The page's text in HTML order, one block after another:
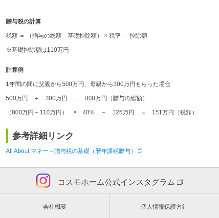
贈与税の計算
税額 ＝ （贈与の総額－基礎控除額） × 税率 － 控除額
※基礎控除額は110万円
計算例
1年間の間に父親から500万円、母親から300万円もらった場合
500万円 ＋ 300万円 ＝ 800万円（贈与の総額）
（800万円－110万円） × 40% － 125万円 ＝ 151万円（税額）
参考詳細リンク
All About マネー－贈与税の基礎（暦年課税贈与）
コスモホーム公式インスタグラム
会社概要 個人情報保護方針